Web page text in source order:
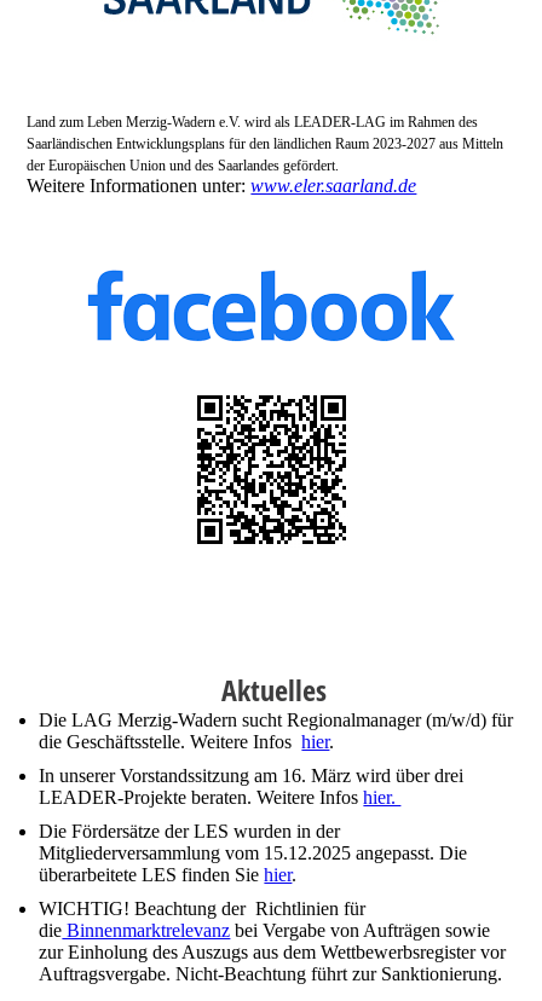
Land zum Leben Merzig-Wadern e.V. wird als LEADER-LAG im Rahmen des
Saarländischen Entwicklungsplans für den ländlichen Raum 2023-2027 aus Mitteln
der Europäischen Union und des Saarlandes gefördert.
Weitere Informationen unter:www.eler.saarland.de
Aktuelles
Die LAG Merzig-Wadern sucht Regionalmanager (m/w/d) für
die Geschäftsstelle. Weitere Infoshier.
In unserer Vorstandssitzung am 16. März wird über drei
LEADER-Projekte beraten. Weitere Infoshier.
Die Fördersätze der LES wurden in der
Mitgliederversammlung vom 15.12.2025 angepasst. Die
überarbeitete LES finden Siehier.
WICHTIG! Beachtung der Richtlinien für
die Binnenmarktrelevanz bei Vergabe von Aufträgen sowie
zur Einholung des Auszugs aus dem Wettbewerbsregister vor
Auftragsvergabe. Nicht-Beachtung führt zur Sanktionierung.